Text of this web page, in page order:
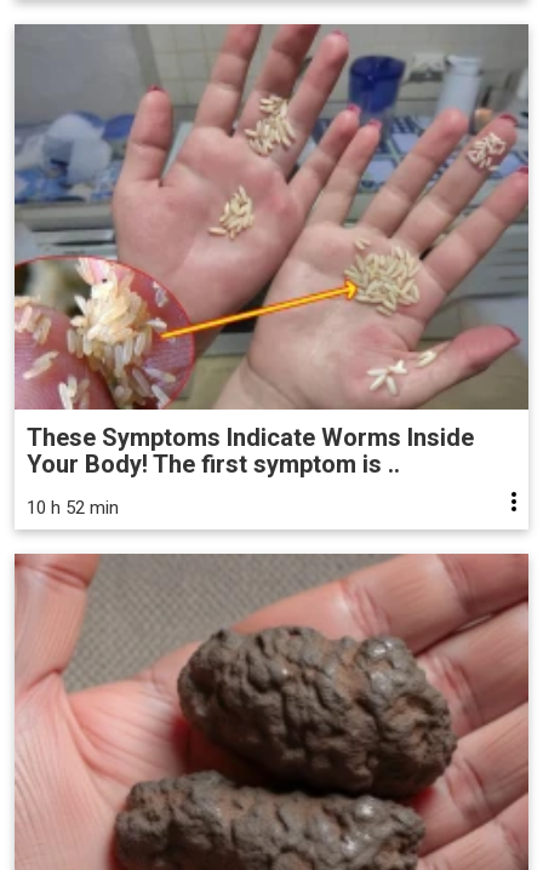
These Symptoms Indicate Worms Inside
Your Body! The first symptom is ..
10 h 52 min